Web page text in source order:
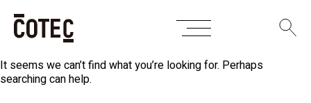
SkipNothing Found
It seems we can’t find what you’re looking for. Perhaps
searching can help.